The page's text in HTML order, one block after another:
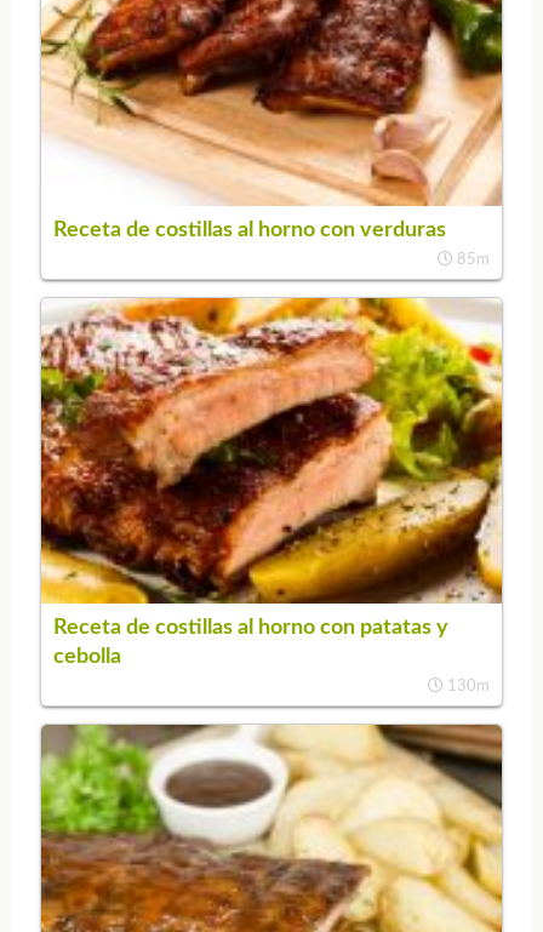
Receta de costillas al horno con verduras
85m
Receta de costillas al horno con patatas y
cebolla
130m